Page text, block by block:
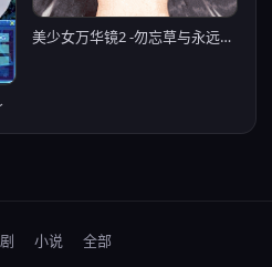
美少女万华镜2 -勿忘草与永远的少女-
小说
全部